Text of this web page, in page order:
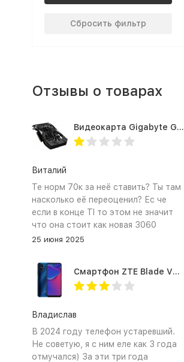
Сбросить фильтр
Отзывы о товарах
Видеокарта Gigabyte GTX1660TI 6GB (GV-N166TOC-6GD 1.0A)
Виталий
Те норм 70к за неё ставить? Ты там
насколько её переоценил? Ес че
если в конце TI то этом не значит
что она стоит как новая 3060
25 июня 2025
Смартфон ZTE Blade V2020 Smart 64 Гб синий
Владислав
В 2024 году телефон устаревший.
Не советую, я с ним еле как 3 года
отмучался) За эти три года